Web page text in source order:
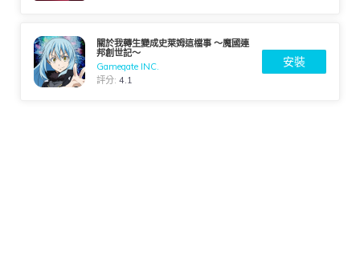
關於我轉生變成史萊姆這檔事 ～魔國連
邦創世記～
Gamegate INC.
評分:4.1
安裝